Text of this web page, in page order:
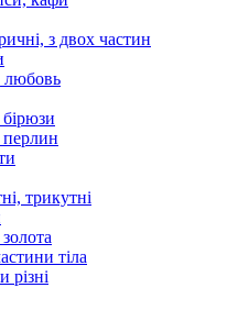
з двох частин
любовь
бірюзи
перлин
трикутні
золота
тіла
різні